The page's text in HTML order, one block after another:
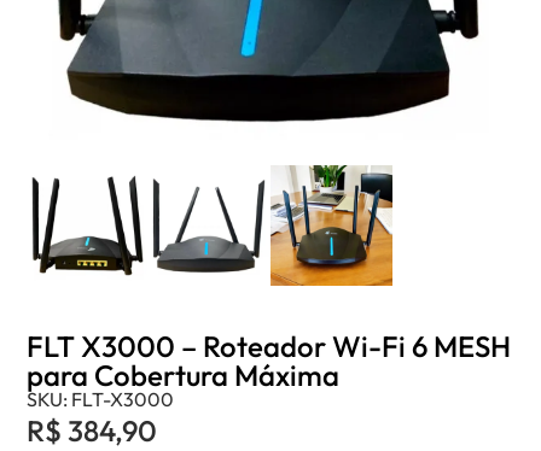
FLT X3000 – Roteador Wi-Fi 6 MESH
para Cobertura Máxima
SKU: FLT-X3000
R$ 384,90